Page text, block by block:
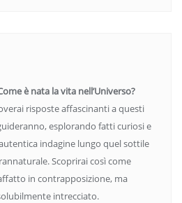
è nata la vita nell’Universo?
risposte affascinanti a questi
esplorando fatti curiosi e
indagine lungo quel sottile
Scoprirai così come
in contrapposizione, ma
intrecciato.